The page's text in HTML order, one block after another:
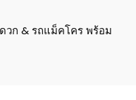
วก & รถแม็คโคร พร้อม